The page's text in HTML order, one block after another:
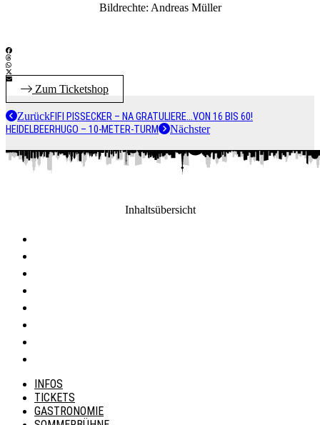
Bildrechte: Andreas Müller
Zum Ticketshop
ZurückFIFI PISSECKER – NA GRATULIERE…VON 16 BIS 60!
HEIDELBEERHUGO – 10-METER-TURM
Nächster
Inhaltsübersicht
INFOS
TICKETS
GASTRONOMIE